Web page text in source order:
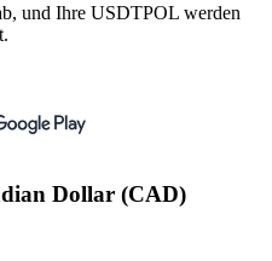
und Ihre USDTPOL werden
Dollar (CAD)